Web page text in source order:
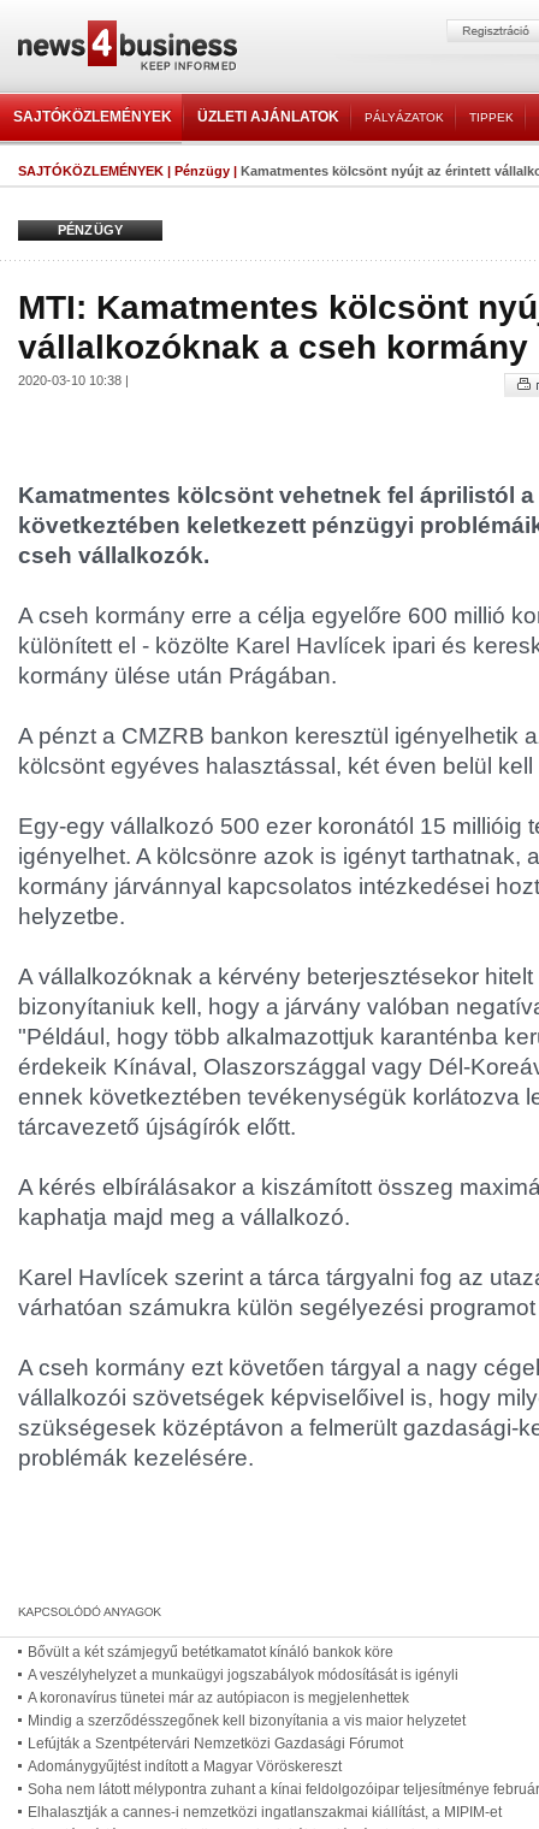
SAJTÓKÖZLEMÉNYEK ÜZLETI AJÁNLATOK PÁLYÁZATOK TIPPEK
SAJTÓKÖZLEMÉNYEK | Pénzügy | Kamatmentes kölcsönt nyújt az érintett
PÉNZÜGY
MTI: Kamatmentes kölcsönt
vállalkozóknak a cseh kormány
2020-03-10 10:38 |
Kamatmentes kölcsönt vehetnek fel áprilistól
következtében keletkezett pénzügyi
cseh vállalkozók.
A cseh kormány erre a célja egyelőre 600 millió
különített el - közölte Karel Havlícek ipari és
kormány ülése után Prágában.
A pénzt a CMZRB bankon keresztül igényelhetik
kölcsönt egyéves halasztással, két éven belül
Egy-egy vállalkozó 500 ezer koronától 15 millióig
igényelhet. A kölcsönre azok is igényt tarthatnak,
kormány járvánnyal kapcsolatos intézkedései
helyzetbe.
A vállalkozóknak a kérvény beterjesztésekor
bizonyítaniuk kell, hogy a járvány valóban
"Például, hogy több alkalmazottjuk karanténba
érdekeik Kínával, Olaszországgal vagy Dél-
ennek következtében tevékenységük korlátozva
tárcavezető újságírók előtt.
A kérés elbírálásakor a kiszámított összeg
kaphatja majd meg a vállalkozó.
Karel Havlícek szerint a tárca tárgyalni fog az
várhatóan számukra külön segélyezési
A cseh kormány ezt követően tárgyal a nagy
vállalkozói szövetségek képviselőivel is, hogy
szükségesek középtávon a felmerült gazdasági-
problémák kezelésére.
Bővült a két számjegyű betétkamatot kínáló bankok köre
A veszélyhelyzet a munkaügyi jogszabályok módosítását is igényli
A koronavírus tünetei már az autópiacon is megjelenhettek
Mindig a szerződésszegőnek kell bizonyítania a vis maior helyzetet
Lefújták a Szentpétervári Nemzetközi Gazdasági Fórumot
Adománygyűjtést indított a Magyar Vöröskereszt
Soha nem látott mélypontra zuhant a kínai feldolgozóipar teljesítménye
Elhalasztják a cannes-i nemzetközi ingatlanszakmai kiállítást, a MIPIM-et